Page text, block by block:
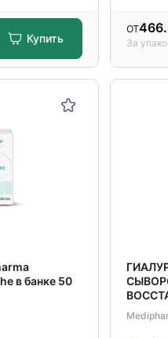
Купить
от
За
в банке 50